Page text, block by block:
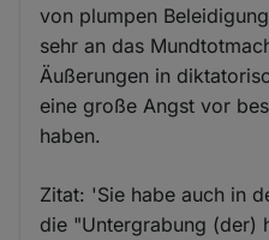
von plumpen
sehr an das
Äußerungen in
eine große Angst vor
haben.
Zitat: 'Sie habe auch in
die "Untergrabung (der)
Cookies